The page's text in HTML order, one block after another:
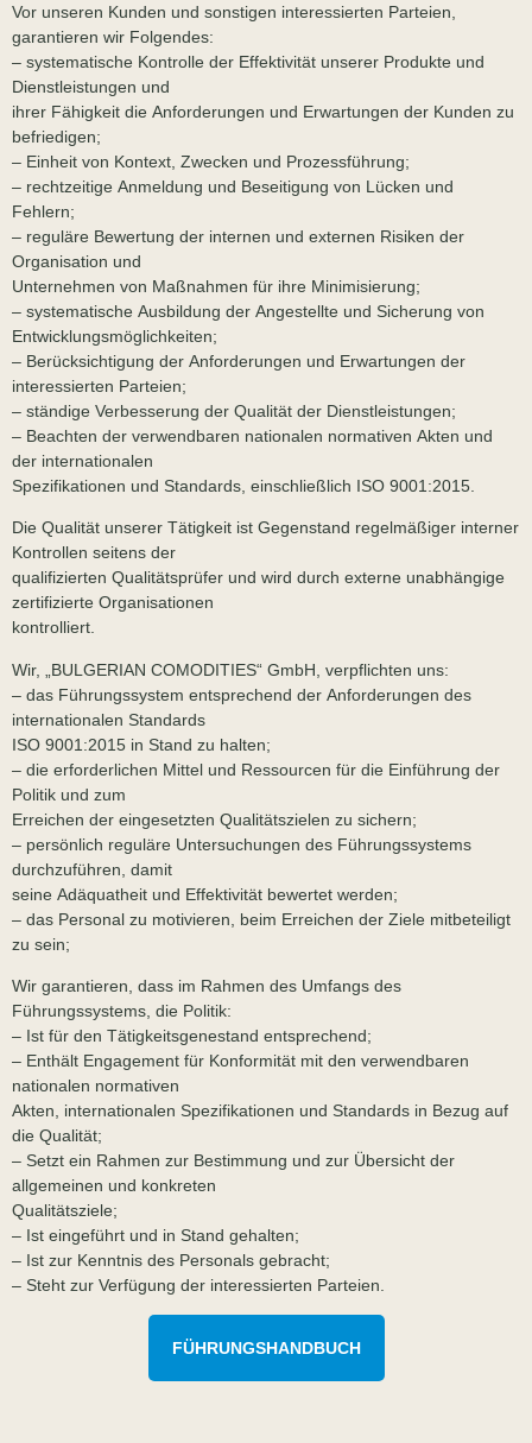
Vor unseren Kunden und sonstigen interessierten Parteien,
garantieren wir Folgendes:
– systematische Kontrolle der Effektivität unserer Produkte und
Dienstleistungen und
ihrer Fähigkeit die Anforderungen und Erwartungen der Kunden zu
befriedigen;
– Einheit von Kontext, Zwecken und Prozessführung;
– rechtzeitige Anmeldung und Beseitigung von Lücken und
Fehlern;
– reguläre Bewertung der internen und externen Risiken der
Organisation und
Unternehmen von Maßnahmen für ihre Minimisierung;
– systematische Ausbildung der Angestellte und Sicherung von
Entwicklungsmöglichkeiten;
– Berücksichtigung der Anforderungen und Erwartungen der
interessierten Parteien;
– ständige Verbesserung der Qualität der Dienstleistungen;
– Beachten der verwendbaren nationalen normativen Akten und
der internationalen
Spezifikationen und Standards, einschließlich ISO 9001:2015.
Die Qualität unserer Tätigkeit ist Gegenstand regelmäßiger interner
Kontrollen seitens der
qualifizierten Qualitätsprüfer und wird durch externe unabhängige
zertifizierte Organisationen
kontrolliert.
Wir, „BULGERIAN COMODITIES“ GmbH, verpflichten uns:
– das Führungssystem entsprechend der Anforderungen des
internationalen Standards
ISO 9001:2015 in Stand zu halten;
– die erforderlichen Mittel und Ressourcen für die Einführung der
Politik und zum
Erreichen der eingesetzten Qualitätszielen zu sichern;
– persönlich reguläre Untersuchungen des Führungssystems
durchzuführen, damit
seine Adäquatheit und Effektivität bewertet werden;
– das Personal zu motivieren, beim Erreichen der Ziele mitbeteiligt
zu sein;
Wir garantieren, dass im Rahmen des Umfangs des
Führungssystems, die Politik:
– Ist für den Tätigkeitsgenestand entsprechend;
– Enthält Engagement für Konformität mit den verwendbaren
nationalen normativen
Akten, internationalen Spezifikationen und Standards in Bezug auf
die Qualität;
– Setzt ein Rahmen zur Bestimmung und zur Übersicht der
allgemeinen und konkreten
Qualitätsziele;
– Ist eingeführt und in Stand gehalten;
– Ist zur Kenntnis des Personals gebracht;
– Steht zur Verfügung der interessierten Parteien.
FÜHRUNGSHANDBUCH​